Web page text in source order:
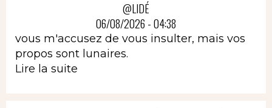
@LIDÉ
06/08/2026 - 04:38
vous m'accusez de vous insulter, mais vos
propos sont lunaires.
Lire la suite